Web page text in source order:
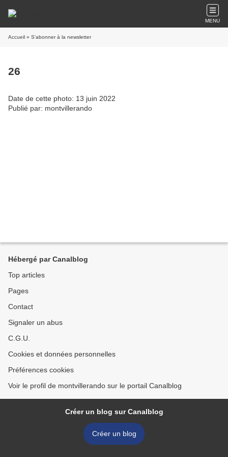
MENU
Accueil » S'abonner à la newsletter
26
Date de cette photo: 13 juin 2022
Publié par: montvillerando
Hébergé par Canalblog
Top articles
Pages
Contact
Signaler un abus
C.G.U.
Cookies et données personnelles
Préférences cookies
Voir le profil de montvillerando sur le portail Canalblog
Créer un blog sur Canalblog
Créer un blog